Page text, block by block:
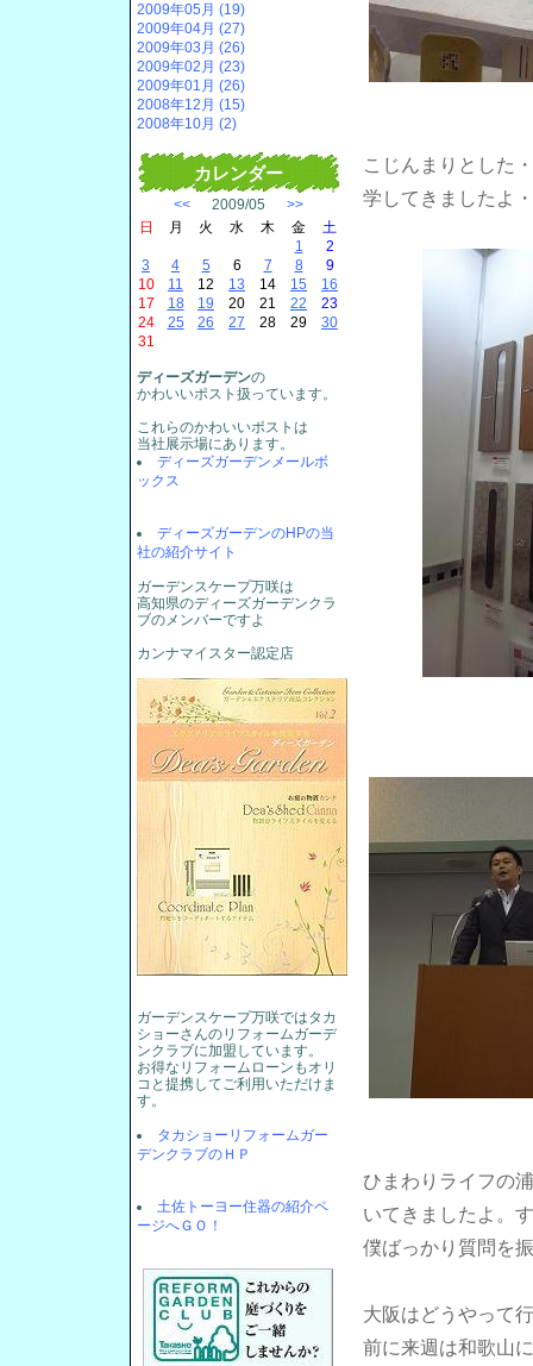
こじんまりとした
学してきましたよ
ひまわりライフの
いてきましたよ。
僕ばっかり質問を
大阪はどうやって
前に来週は和歌山
2009年05月 (19)
2009年04月 (27)
2009年03月 (26)
2009年02月 (23)
2009年01月 (26)
2008年12月 (15)
2008年10月 (2)
カレンダー
<<2009/05 >>
日
月 火 水 木 金
土
1
2
3
4 5 6 7 8
9
10
11 12 13 14 15
16
17
18 19 20 21 22
23
24
25 26 27 28 29
30
31
ディーズガーデンの
かわいいポスト扱っています。
これらのかわいいポストは
当社展示場にあります。
ディーズガーデンメールボ
ックス
ディーズガーデンのHPの当
社の紹介サイト
ガーデンスケープ万咲は
高知県のディーズガーデンクラ
ブのメンバーですよ
カンナマイスター認定店
ガーデンスケープ万咲ではタカ
ショーさんのリフォームガーデ
ンクラブに加盟しています。
お得なリフォームローンもオリ
コと提携してご利用いただけま
す。
タカショーリフォームガー
デンクラブのＨＰ
土佐トーヨー住器の紹介ペ
ージへＧＯ！